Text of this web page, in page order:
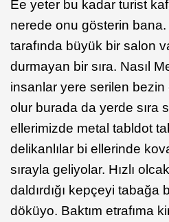
Ee yeter bu kadar turist
nerede onu gösterin bana.
tarafında büyük bir salon
durmayan bir sıra. Nasıl
insanlar yere serilen bezin
olur burada da yerde sıra
ellerimizde metal tabldot
delikanlılar bi ellerinde
sırayla geliyolar. Hızlı
daldırdığı kepçeyi tabağa
döküyo. Baktım etrafıma